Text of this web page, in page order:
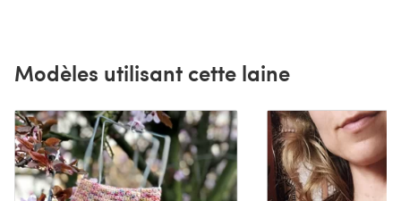
Modèles utilisant cette laine